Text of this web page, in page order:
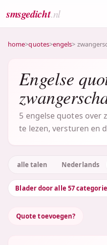
smsgedicht.nl
home>quotes>engels>
Engelse
5 engelse quotes
te lezen, versturen en
alle talen Nederlands
Blader door alle 57
Quote toevoegen?